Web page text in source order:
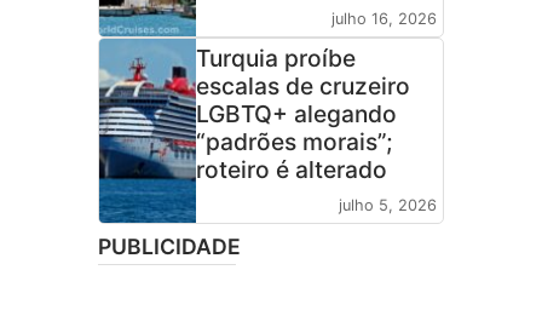
julho 16, 2026
Turquia proíbe
escalas de cruzeiro
LGBTQ+ alegando
“padrões morais”;
roteiro é alterado
julho 5, 2026
PUBLICIDADE